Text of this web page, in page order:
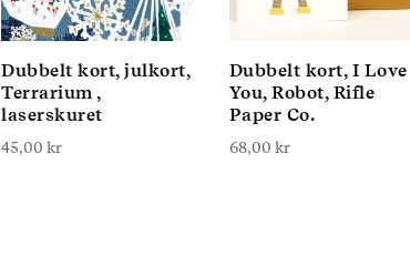
Dubbelt kort, julkort,
Terrarium ,
laserskuret
45,00 kr
Dubbelt kort, I Love
You, Robot, Rifle
Paper Co.
68,00 kr